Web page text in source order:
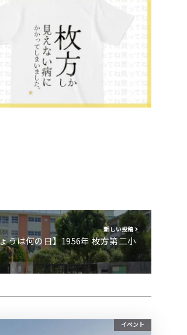
新しい投稿
うは何の日】1956年 枚方第二小
イベント